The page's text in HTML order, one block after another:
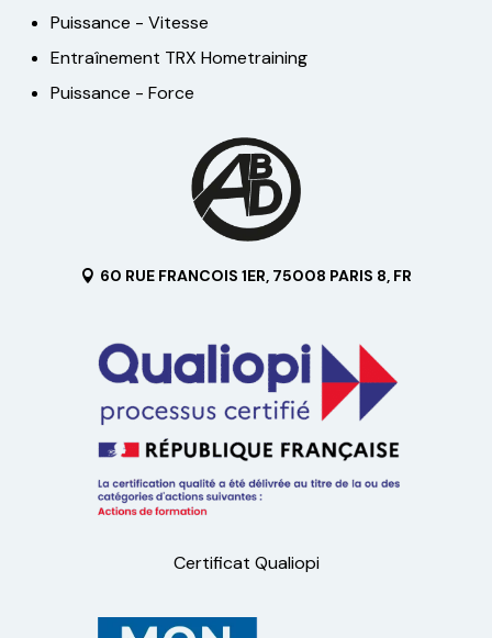
Puissance - Vitesse
Entraînement TRX Hometraining
Puissance - Force
60 RUE FRANCOIS 1ER, 75008 PARIS 8, FR
Certificat Qualiopi